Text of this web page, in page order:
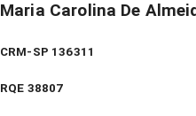
Maria Carolina De
CRM-SP 136311
RQE 38807